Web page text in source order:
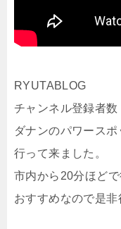
RYUTABLOG
チャンネル登録者数
ダナンのパワース
行って来ました。
市内から20分ほどで
おすすめなので是非